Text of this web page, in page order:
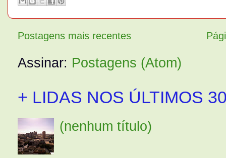
Postagens mais recentes
Assinar: Postagens (Atom)
+ LIDAS NOS ÚLTIMOS
(nenhum título)